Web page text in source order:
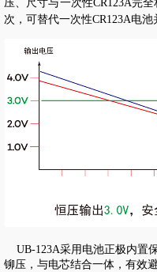
压、尺寸与一次性CR123A完
次，可替代一次性CR123A电池
UB-123A采用电池正极内置
铆压，与电芯结合一体，有效